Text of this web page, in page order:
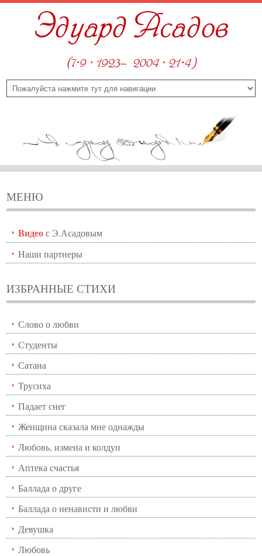
Эдуард Асадов
(7·9 · 1923—2004 · 21·4)
МЕНЮ
Видеос Э.Асадовым
Наши партнеры
ИЗБРАННЫЕ СТИХИ
Слово о любви
Студенты
Сатана
Трусиха
Падает снег
Женщина сказала мне однажды
Любовь, измена и колдун
Аптека счастья
Баллада о друге
Баллада о ненависти и любви
Девушка
Любовь